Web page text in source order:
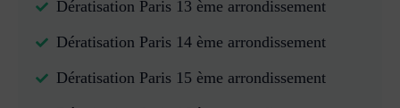
Dératisation Paris 13 ème arrondissement
Dératisation Paris 14 ème arrondissement
Dératisation Paris 15 ème arrondissement